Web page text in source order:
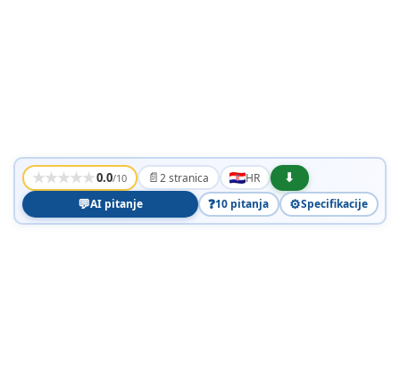
★★★★★0.0/10 📄2 stranica HR
⬇
💬AI pitanje ❓10 pitanja ⚙️Specifikacije